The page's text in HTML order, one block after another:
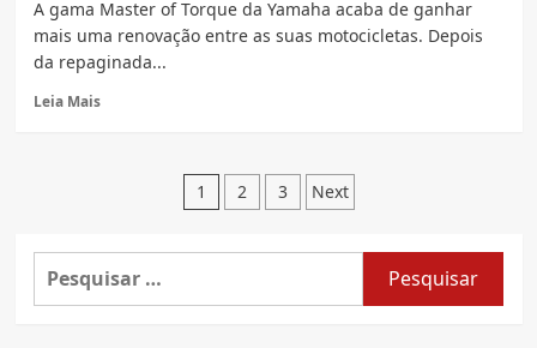
Enduro
2021
A gama Master of Torque da Yamaha acaba de ganhar
mais uma renovação entre as suas motocicletas. Depois
da repaginada...
Leia MaisRead
mais
potente,
cairia
Paginação
1 2 3 Next
Pesquisar
por: